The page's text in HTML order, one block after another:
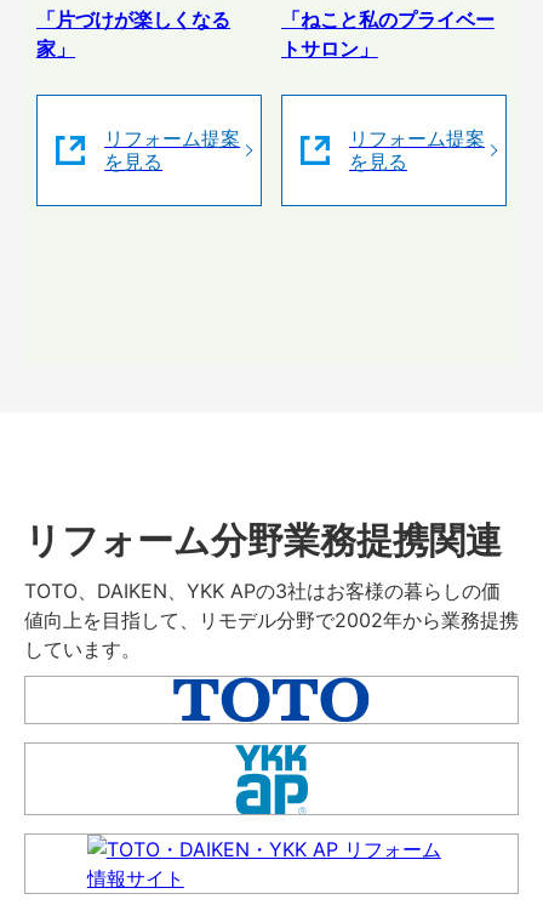
「片づけが楽しくなる
家」
リフォーム提案
を見る
「ねこと私のプライベー
トサロン」
リフォーム提案
を見る
リフォーム分野業務提携関連
TOTO、DAIKEN、YKK APの3社はお客様の暮らしの価
値向上を目指して、リモデル分野で2002年から業務提携
しています。